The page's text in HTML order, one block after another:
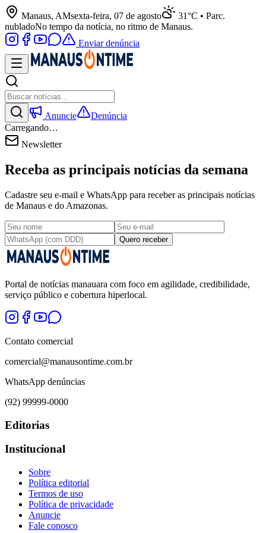
Manaus, AMsexta-feira, 07 de agosto
31°C • Parc.
nubladoNo tempo da notícia, no ritmo de Manaus.
Enviar denúncia
Anuncie
Denúncia
Carregando…
Newsletter
Receba as principais notícias da semana
Cadastre seu e-mail e WhatsApp para receber as principais notícias
de Manaus e do Amazonas.
Quero receber
Portal de notícias manauara com foco em agilidade, credibilidade,
serviço público e cobertura hiperlocal.
Contato comercial
comercial@manausontime.com.br
WhatsApp denúncias
(92) 99999-0000
Editorias
Institucional
Sobre
Política editorial
Termos de uso
Política de privacidade
Anuncie
Fale conosco